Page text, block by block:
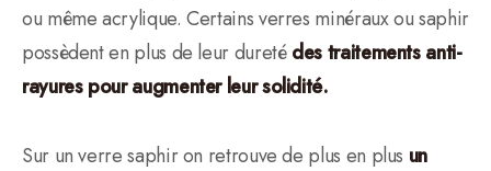
ou même acrylique. Certains verres minéraux ou saphir
possèdent en plus de leur duretédes traitements anti-
rayures pour augmenter leur solidité.
Sur un verre saphir on retrouve de plus en plus un